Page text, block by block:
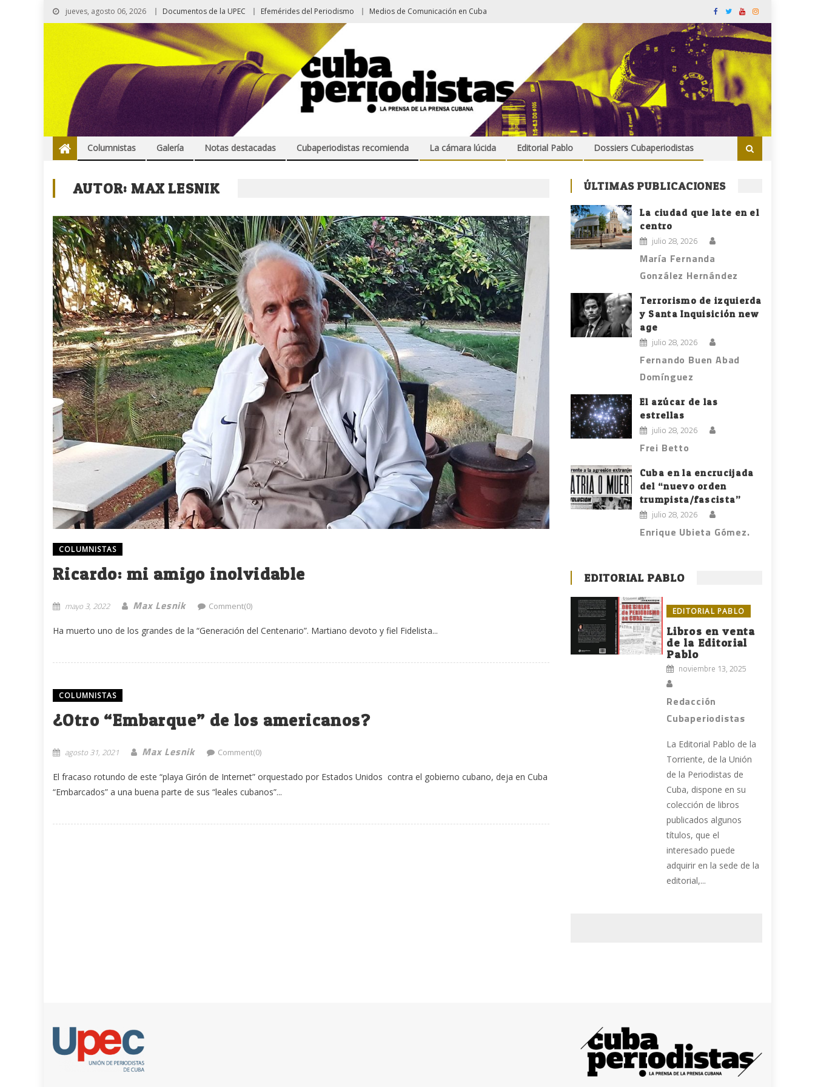
jueves, agosto 06, 2026 Documentos de la UPEC Efemérides del Periodismo Medios de Comunicación en Cuba
Columnistas Galería Notas destacadas Cubaperiodistas recomienda La cámara lúcida Editorial Pablo Dossiers Cubaperiodistas
AUTOR:MAX LESNIK
COLUMNISTAS
Ricardo: mi amigo inolvidable
mayo 3, 2022 Max Lesnik Comment(0)
Ha muerto uno de los grandes de la “Generación del Centenario”. Martiano devoto y fiel Fidelista...
COLUMNISTAS
¿Otro “Embarque” de los americanos?
agosto 31, 2021 Max Lesnik Comment(0)
El fracaso rotundo de este “playa Girón de Internet” orquestado por Estados Unidos contra el gobierno cubano, deja en Cuba
“Embarcados” a una buena parte de sus “leales cubanos”...
ÚLTIMAS PUBLICACIONES
La ciudad que late en el
centro
julio 28, 2026
María Fernanda
González Hernández
Terrorismo de izquierda
y Santa Inquisición new
age
julio 28, 2026
Fernando Buen Abad
Domínguez
El azúcar de las
estrellas
julio 28, 2026
Frei Betto
Cuba en la encrucijada
del “nuevo orden
trumpista/fascista”
julio 28, 2026
Enrique Ubieta Gómez.
EDITORIAL PABLO
EDITORIAL PABLO
Libros en venta
de la Editorial
Pablo
noviembre 13, 2025
Redacción
Cubaperiodistas
La Editorial Pablo de la
Torriente, de la Unión
de la Periodistas de
Cuba, dispone en su
colección de libros
publicados algunos
títulos, que el
interesado puede
adquirir en la sede de la
editorial,...